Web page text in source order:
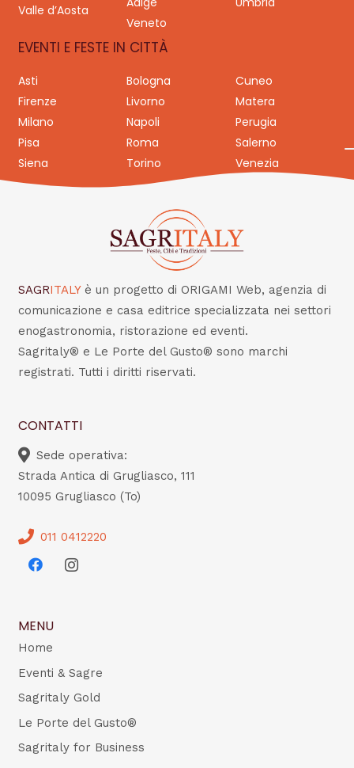
Valle d’Aosta
Veneto
EVENTI E FESTE IN CITTÀ
Asti Bologna
Cuneo
Firenze
Livorno
Matera
Milano
Napoli
Perugia
Pisa
Roma
Salerno
Siena
Torino Venezia
SAGRITALY è un progetto di ORIGAMI Web, agenzia di
comunicazione e casa editrice specializzata nei settori
enogastronomia, ristorazione ed eventi.
Sagritaly® e Le Porte del Gusto® sono marchi
registrati. Tutti i diritti riservati.
CONTATTI
Sede operativa:
Strada Antica di Grugliasco, 111
10095 Grugliasco (To)
011 0412220
MENU
Home
Eventi & Sagre
Sagritaly Gold
Le Porte del Gusto®
Sagritaly for Business